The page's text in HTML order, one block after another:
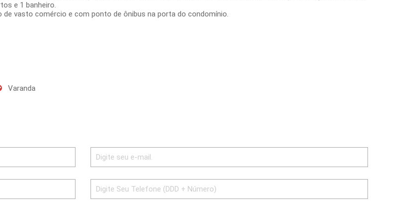
e 1 banheiro.
vasto comércio e com ponto de ônibus na porta do condomínio.
Varanda